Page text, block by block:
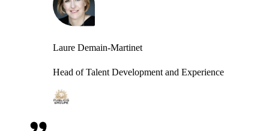
Laure Demain-Martinet
Head of Talent Development and Experience